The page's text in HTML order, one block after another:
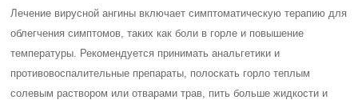
Лечение вирусной ангины включает симптоматическую терапию для
облегчения симптомов, таких как боли в горле и повышение
температуры. Рекомендуется принимать анальгетики и
противовоспалительные препараты, полоскать горло теплым
солевым раствором или отварами трав, пить больше жидкости и